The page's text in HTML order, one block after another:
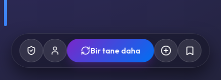
Bir tane daha